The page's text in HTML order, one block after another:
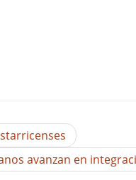
avanzan en